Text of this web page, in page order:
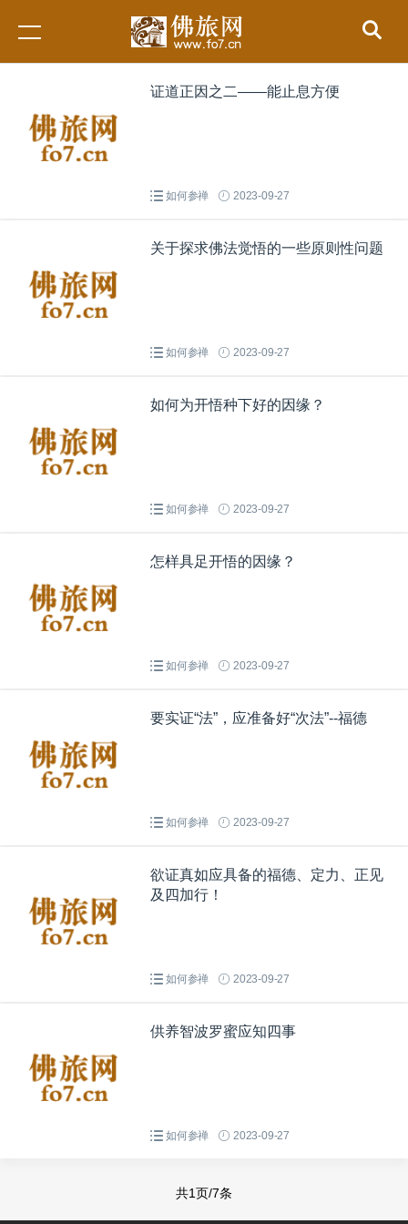
证道正因之二——能止息方便
如何参禅 2023-09-27
关于探求佛法觉悟的一些原则性问题
如何参禅 2023-09-27
如何为开悟种下好的因缘？
如何参禅 2023-09-27
怎样具足开悟的因缘？
如何参禅 2023-09-27
要实证“法”，应准备好“次法”--福德
如何参禅 2023-09-27
欲证真如应具备的福德、定力、正见
及四加行！
如何参禅 2023-09-27
供养智波罗蜜应知四事
如何参禅 2023-09-27
共1页/7条